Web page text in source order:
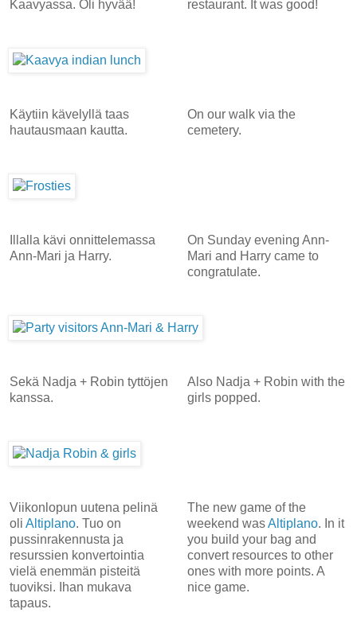
Kaavyassa. Oli hyvää! restaurant. It was good!
Käytiin kävelyllä taas
hautausmaan kautta.
On our walk via the
cemetery.
Illalla kävi onnittelemassa
Ann-Mari ja Harry.
On Sunday evening Ann-
Mari and Harry came to
congratulate.
Sekä Nadja + Robin tyttöjen
kanssa.
Also Nadja + Robin with the
girls popped.
Viikonlopun uutena pelinä
oli Altiplano. Tuo on
pussinrakennusta ja
resurssien konvertointia
vielä enemmän pisteitä
tuoviksi. Ihan mukava
tapaus.
The new game of the
weekend wasAltiplano. In it
you build your bag and
convert resources to other
ones with more points. A
nice game.